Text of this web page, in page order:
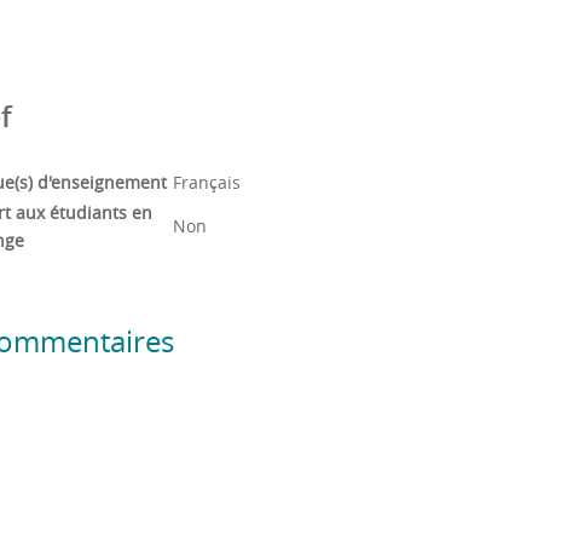
d'enseignement Français
aux étudiants en
Non